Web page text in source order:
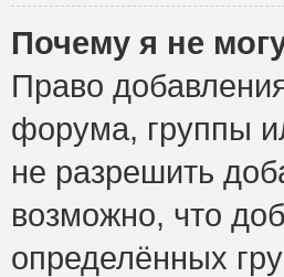
Почему я не
Право
форума, группы
не разрешить
возможно, что
определённых